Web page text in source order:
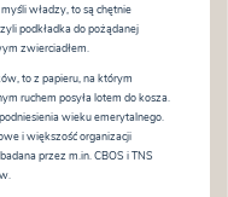
władzy, to są chętnie
podkładka do pożądanej
zwierciadłem.
to z papieru, na którym
ruchem posyła lotem do kosza.
wieku emerytalnego.
i większość organizacji
przez m.in. CBOS i TNS